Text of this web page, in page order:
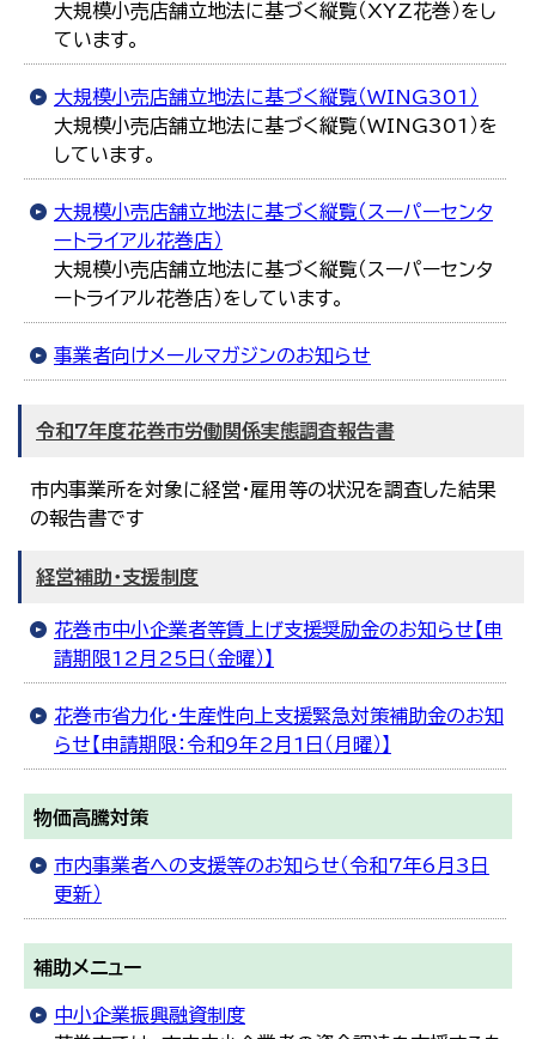
大規模小売店舗立地法に基づく縦覧（XYZ花巻）をし
ています。
大規模小売店舗立地法に基づく縦覧（WING301）
大規模小売店舗立地法に基づく縦覧（WING301）を
しています。
大規模小売店舗立地法に基づく縦覧（スーパーセンタ
ートライアル花巻店）
大規模小売店舗立地法に基づく縦覧（スーパーセンタ
ートライアル花巻店）をしています。
事業者向けメールマガジンのお知らせ
令和7年度花巻市労働関係実態調査報告書
市内事業所を対象に経営・雇用等の状況を調査した結果
の報告書です
経営補助・支援制度
花巻市中小企業者等賃上げ支援奨励金のお知らせ【申
請期限12月25日（金曜）】
花巻市省力化・生産性向上支援緊急対策補助金のお知
らせ【申請期限：令和9年2月1日（月曜）】
物価高騰対策
市内事業者への支援等のお知らせ（令和7年6月3日
更新）
補助メニュー
中小企業振興融資制度